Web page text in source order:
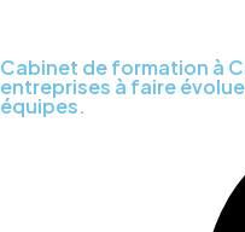
Cabinet de formation à
entreprises à faire
équipes.